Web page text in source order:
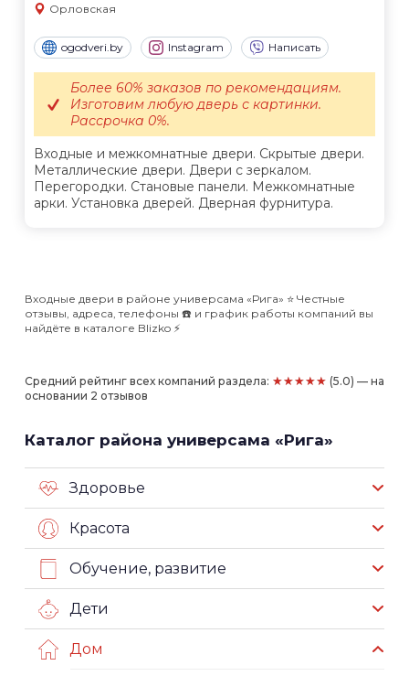
Орловская
ogodveri.by Instagram Написать
Входные и межкомнатные двери. Скрытые двери.
Металлические двери. Двери с зеркалом.
Перегородки. Становые панели. Межкомнатные
арки. Установка дверей. Дверная фурнитура.
Более 60% заказов по рекомендациям.
Изготовим любую дверь с картинки.
Рассрочка 0%.
Входные двери в районе универсама «Рига» ⭐️ Честные
отзывы, адреса, телефоны ☎️ и график работы компаний вы
найдёте в каталоге Blizko ⚡️
Средний рейтинг всех компаний раздела: ★★★★★ (5.0) — на
основании 2 отзывов
Каталог района универсама «Рига»
Здоровье
Красота
Обучение, развитие
Дети
Дом